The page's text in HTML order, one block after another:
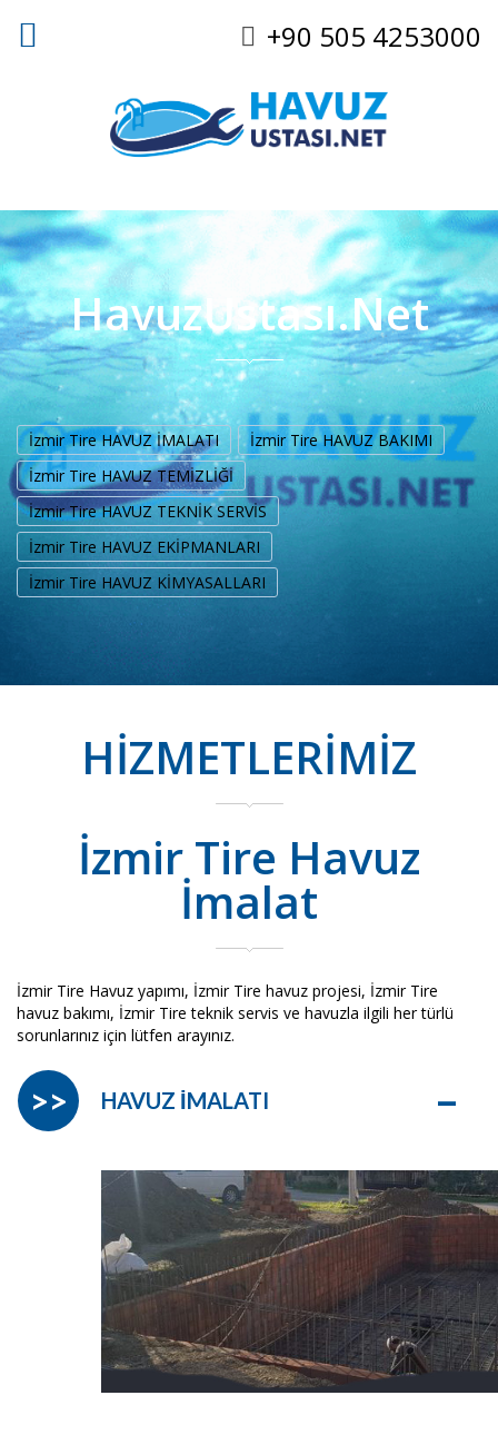
+90 505 4253000
HavuzUstası.Net
İzmir Tire HAVUZ İMALATI
İzmir Tire HAVUZ BAKIMI
İzmir Tire HAVUZ TEMİZLİĞİ
İzmir Tire HAVUZ TEKNİK SERVİS
İzmir Tire HAVUZ EKİPMANLARI
İzmir Tire HAVUZ KİMYASALLARI
HİZMETLERİMİZ
İzmir Tire Havuz
İmalat
İzmir Tire Havuz yapımı, İzmir Tire havuz projesi, İzmir Tire
havuz bakımı, İzmir Tire teknik servis ve havuzla ilgili her türlü
sorunlarınız için lütfen arayınız.
HAVUZ İMALATI –
>>